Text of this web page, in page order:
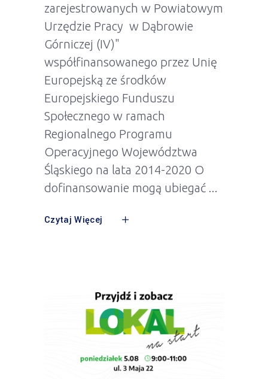
zarejestrowanych w Powiatowym
Urzędzie Pracy w Dąbrowie
Górniczej (IV)"
współfinansowanego przez Unię
Europejską ze środków
Europejskiego Funduszu
Społecznego w ramach
Regionalnego Programu
Operacyjnego Województwa
Śląskiego na lata 2014-2020 O
dofinansowanie mogą ubiegać
Czytaj Więcej